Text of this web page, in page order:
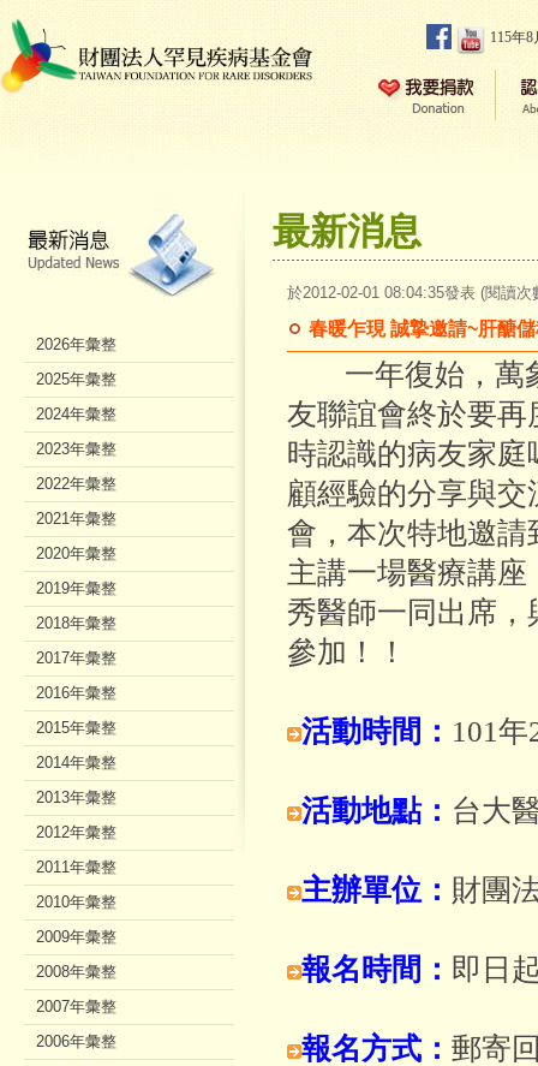
115年
最新消息
於2012-02-01 08:04:35發表 (閱讀次
春暖乍現 誠摯邀請~肝醣
一年復始，萬象
友聯誼會終於要
時認識的病友家
顧經驗的分享與
會，本次特地邀
主講一場醫療講
秀醫師一同出席
參加！！
活動時間： 101
活動地點： 台大
主辦單位： 財團
報名時間： 即日
報名方式： 郵寄
2026年彙整
2025年彙整
2024年彙整
2023年彙整
2022年彙整
2021年彙整
2020年彙整
2019年彙整
2018年彙整
2017年彙整
2016年彙整
2015年彙整
2014年彙整
2013年彙整
2012年彙整
2011年彙整
2010年彙整
2009年彙整
2008年彙整
2007年彙整
2006年彙整